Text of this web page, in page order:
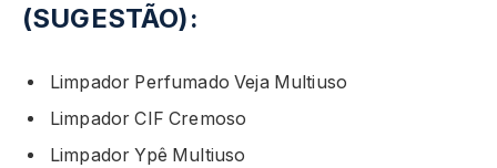
(SUGESTÃO):
Limpador Perfumado Veja Multiuso
Limpador CIF Cremoso
Limpador Ypê Multiuso